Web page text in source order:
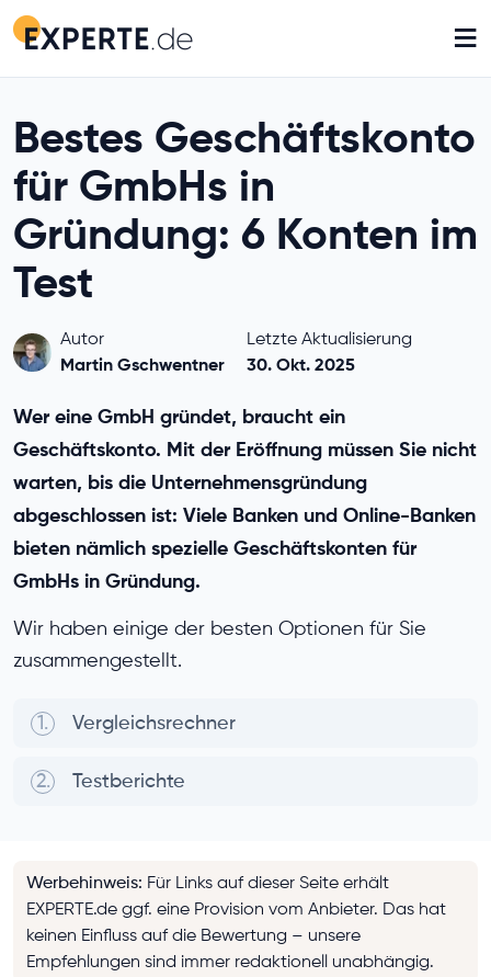
≡
Bestes Geschäftskonto
für GmbHs in
Gründung: 6 Konten im
Test
Autor
Martin Gschwentner
Letzte Aktualisierung
30. Okt. 2025
Wer eine GmbH gründet, braucht ein
Geschäftskonto. Mit der Eröffnung müssen Sie nicht
warten, bis die Unternehmensgründung
abgeschlossen ist: Viele Banken und Online-Banken
bieten nämlich spezielle Geschäftskonten für
GmbHs in Gründung.
Wir haben einige der besten Optionen für Sie
zusammengestellt.
1. Vergleichsrechner
2. Testberichte
Werbehinweis: Für Links auf dieser Seite erhält
EXPERTE.de ggf. eine Provision vom Anbieter. Das hat
keinen Einfluss auf die Bewertung – unsere
Empfehlungen sind immer redaktionell unabhängig.